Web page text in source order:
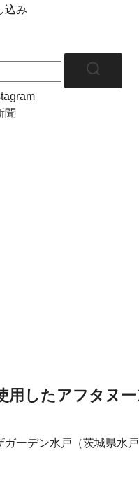
込み
聞
用したアフタヌ
ーデン水戸（茨城県水